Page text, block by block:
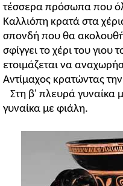
τέσσερα πρόσωπα που
Καλλιόπη κρατά στα
σπονδή που θα
σφίγγει το χέρι του
ετοιμάζεται να
Αντίμαχος κρατώντας
Στη β' πλευρά γυναίκα
γυναίκα με φιάλη.